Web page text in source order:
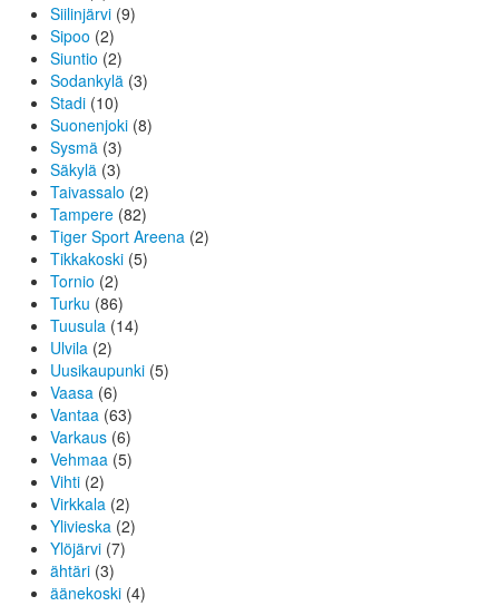
Siilinjärvi (9)
Sipoo (2)
Siuntio (2)
Sodankylä (3)
Stadi (10)
Suonenjoki (8)
Sysmä (3)
Säkylä (3)
Taivassalo (2)
Tampere (82)
Tiger Sport Areena (2)
Tikkakoski (5)
Tornio (2)
Turku (86)
Tuusula (14)
Ulvila (2)
Uusikaupunki (5)
Vaasa (6)
Vantaa (63)
Varkaus (6)
Vehmaa (5)
Vihti (2)
Virkkala (2)
Ylivieska (2)
Ylöjärvi (7)
ähtäri (3)
äänekoski (4)